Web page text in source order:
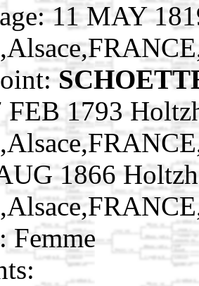
11 MAY
FEB 1793
1866
Femme